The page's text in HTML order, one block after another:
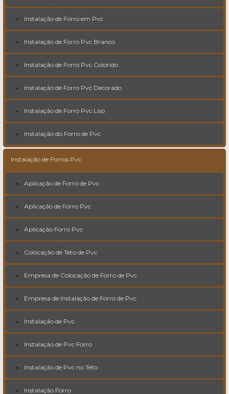
Instalação de Forro em Pvc
Instalação de Forro Pvc Branco
Instalação de Forro Pvc Colorido
Instalação de Forro Pvc Decorado
Instalação de Forro Pvc Liso
Instalação do Forro de Pvc
Instalação de Forros Pvc
Aplicação de Forro de Pvc
Aplicação de Forro Pvc
Aplicação Forro Pvc
Colocação de Teto de Pvc
Empresa de Colocação de Forro de Pvc
Empresa de Instalação de Forro de Pvc
Instalação de Pvc
Instalação de Pvc Forro
Instalação de Pvc no Teto
Instalação Forro